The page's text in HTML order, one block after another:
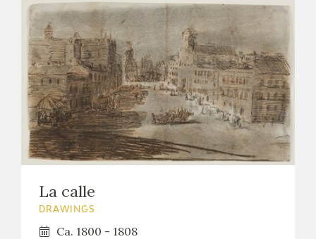
La calle
DRAWINGS
Ca. 1800 - 1808